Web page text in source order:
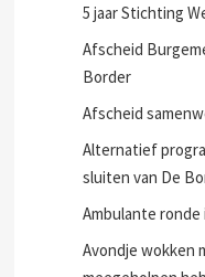
5 jaar Stichting
Afscheid
Border
Afscheid
Alternatief
sluiten van De
Ambulante
Avondje wokken